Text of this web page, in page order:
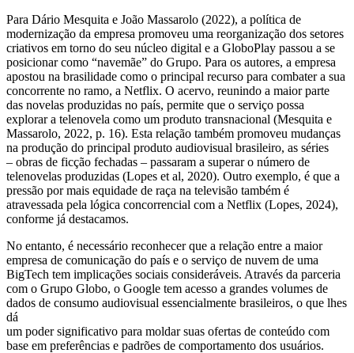
Para Dário Mesquita e João Massarolo (2022), a política de
modernização da empresa promoveu uma reorganização dos setores
criativos em torno do seu núcleo digital e a GloboPlay passou a se
posicionar como “navemãe” do Grupo. Para os autores, a empresa
apostou na brasilidade como o principal recurso para combater a sua
concorrente no ramo, a Netflix. O acervo, reunindo a maior parte
das novelas produzidas no país, permite que o serviço possa
explorar a telenovela como um produto transnacional (Mesquita e
Massarolo, 2022, p. 16). Esta relação também promoveu mudanças
na produção do principal produto audiovisual brasileiro, as séries
– obras de ficção fechadas – passaram a superar o número de
telenovelas produzidas (Lopes et al, 2020). Outro exemplo, é que a
pressão por mais equidade de raça na televisão também é
atravessada pela lógica concorrencial com a Netflix (Lopes, 2024),
conforme já destacamos.
No entanto, é necessário reconhecer que a relação entre a maior
empresa de comunicação do país e o serviço de nuvem de uma
BigTech tem implicações sociais consideráveis. Através da parceria
com o Grupo Globo, o Google tem acesso a grandes volumes de
dados de consumo audiovisual essencialmente brasileiros, o que lhes
dá
um poder significativo para moldar suas ofertas de conteúdo com
base em preferências e padrões de comportamento dos usuários.